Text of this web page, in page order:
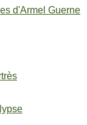
d'Armel Guerne